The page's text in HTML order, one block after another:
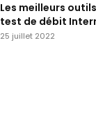
Les meilleurs
test de débit
25 juillet 2022